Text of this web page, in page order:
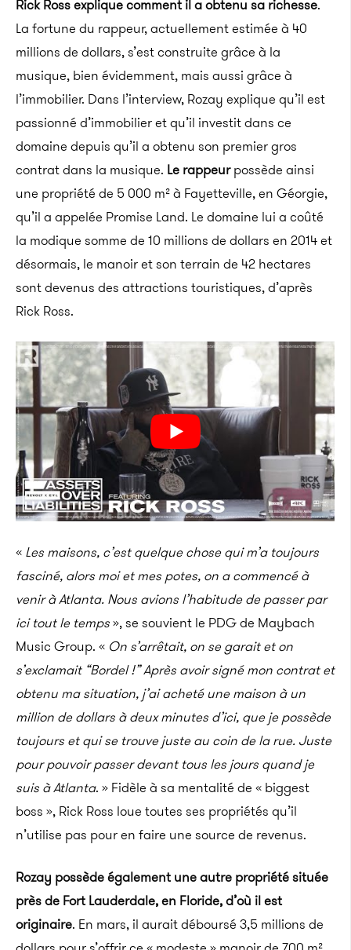
RickRoss explique comment il a obtenu sa richesse.
La fortune du rappeur, actuellement estimée à 40
millions de dollars, s’est construite grâce à la
musique, bien évidemment, mais aussi grâce à
l’immobilier. Dans l’interview, Rozay explique qu’il est
passionné d’immobilier et qu’il investit dans ce
domaine depuis qu’il a obtenu son premier gros
contrat dans la musique. Le rappeurpossède ainsi
une propriété de 5 000 m² à Fayetteville, en Géorgie,
qu’il a appelée Promise Land. Le domaine lui a coûté
la modique somme de 10 millions de dollars en 2014 et
désormais, le manoir et son terrain de 42 hectares
sont devenus des attractions touristiques, d’après
Rick Ross.
« Les maisons, c’est quelque chose qui m’a toujours
fasciné, alors moi et mes potes, on a commencé à
venir à Atlanta. Nous avions l’habitude de passer par
ici tout le temps», se souvient le PDG de Maybach
Music Group. « On s’arrêtait, on se garait et on
s’exclamait “Bordel !” Après avoir signé mon contrat et
obtenu ma situation, j’ai acheté une maison à un
million de dollars à deux minutes d’ici, que je possède
toujours et qui se trouve juste au coin de la rue. Juste
pour pouvoir passer devant tous les jours quand je
suis à Atlanta. » Fidèle à sa mentalité de « biggest
boss », Rick Ross loue toutes ses propriétés qu’il
n’utilise pas pour en faire une source de revenus.
Rozay possède également une autre propriété située
près de Fort Lauderdale, en Floride, d’où il est
originaire. En mars, il aurait déboursé 3,5 millions de